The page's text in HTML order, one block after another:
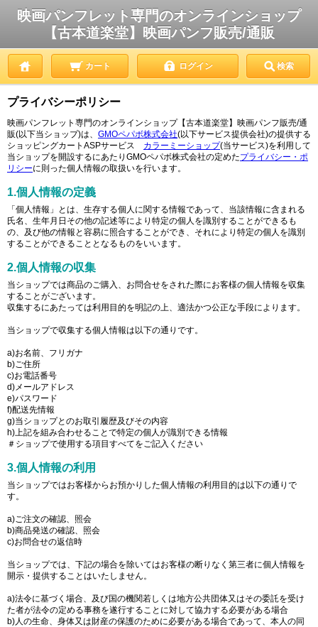
映画パンフレット専門のオンラインショップ
【古本道楽堂】映画パンフ販売/通販
カート ログイン 検索
プライバシーポリシー
映画パンフレット専門のオンラインショップ【古本道楽堂】映画パンフ販売/通
販(以下当ショップ)は、 GMOペパボ株式会社(以下サービス提供会社)の提供する
ショッピングカートASPサービス カラーミーショップ(当サービス)を利用して
当ショップを開設するにあたりGMOペパボ株式会社の定めたプライバシー・ポ
リシーに則った個人情報の取扱いを行います。
1.個人情報の定義
「個人情報」とは、生存する個人に関する情報であって、当該情報に含まれる
氏名、生年月日その他の記述等により特定の個人を識別することができるも
の、及び他の情報と容易に照合することができ、それにより特定の個人を識別
することができることとなるものをいいます。
2.個人情報の収集
当ショップでは商品のご購入、お問合せをされた際にお客様の個人情報を収集
することがございます。
収集するにあたっては利用目的を明記の上、適法かつ公正な手段によります。
当ショップで収集する個人情報は以下の通りです。
a)お名前、フリガナ
b)ご住所
c)お電話番号
d)メールアドレス
e)パスワード
f)配送先情報
g)当ショップとのお取引履歴及びその内容
h)上記を組み合わせることで特定の個人が識別できる情報
＃ショップで使用する項目すべてをご記入ください
3.個人情報の利用
当ショップではお客様からお預かりした個人情報の利用目的は以下の通りで
す。
a)ご注文の確認、照会
b)商品発送の確認、照会
c)お問合せの返信時
当ショップでは、下記の場合を除いてはお客様の断りなく第三者に個人情報を
開示・提供することはいたしません。
a)法令に基づく場合、及び国の機関若しくは地方公共団体又はその委託を受け
た者が法令の定める事務を遂行することに対して協力する必要がある場合
b)人の生命、身体又は財産の保護のために必要がある場合であって、本人の同